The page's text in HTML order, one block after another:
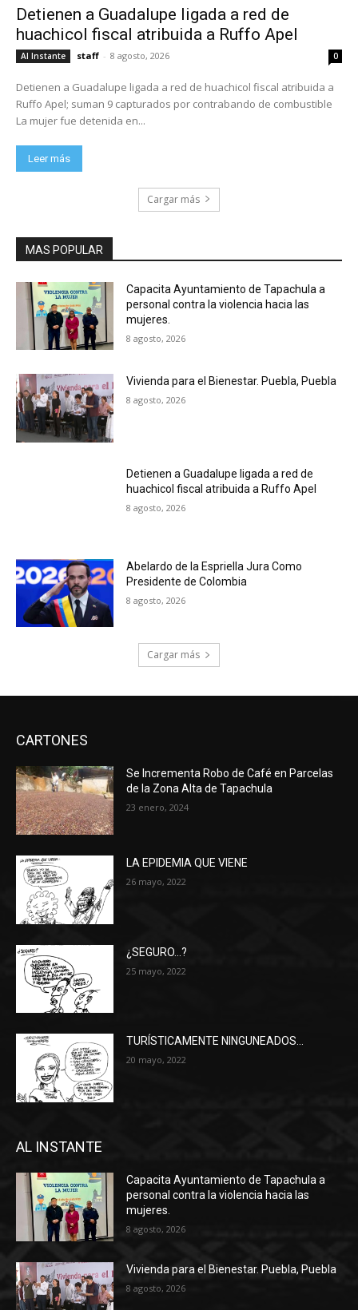
Detienen a Guadalupe ligada a red de
huachicol fiscal atribuida a Ruffo Apel
Al Instante staff - 8 agosto, 2026 0
Detienen a Guadalupe ligada a red de huachicol fiscal atribuida a
Ruffo Apel; suman 9 capturados por contrabando de combustible
La mujer fue detenida en...
Leer más
Cargar más
MAS POPULAR
Capacita Ayuntamiento de Tapachula a
personal contra la violencia hacia las
mujeres.
8 agosto, 2026
Vivienda para el Bienestar. Puebla, Puebla
8 agosto, 2026
Detienen a Guadalupe ligada a red de
huachicol fiscal atribuida a Ruffo Apel
8 agosto, 2026
Abelardo de la Espriella Jura Como
Presidente de Colombia
8 agosto, 2026
Cargar más
CARTONES
Se Incrementa Robo de Café en Parcelas
de la Zona Alta de Tapachula
23 enero, 2024
LA EPIDEMIA QUE VIENE
26 mayo, 2022
¿SEGURO…?
25 mayo, 2022
TURÍSTICAMENTE NINGUNEADOS…
20 mayo, 2022
AL INSTANTE
Capacita Ayuntamiento de Tapachula a
personal contra la violencia hacia las
mujeres.
8 agosto, 2026
Vivienda para el Bienestar. Puebla, Puebla
8 agosto, 2026